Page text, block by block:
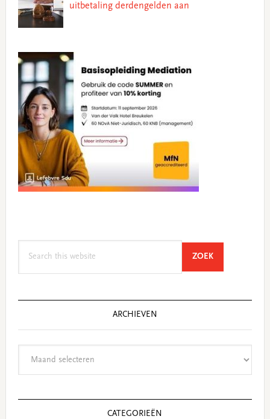
uitbetaling derdengelden aan
ZOEKSEARCH
ARCHIEVEN
CATEGORIEËN